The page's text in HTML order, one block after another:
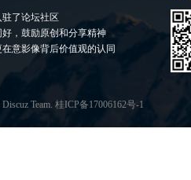
了论坛社区
，鼓励原创和分享精神
意影像背后价值观的认同
Discuz Team. 桂ICP备17006162号-1